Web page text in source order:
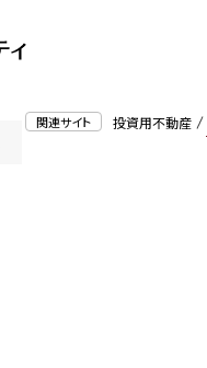
関連サイト 投資用不動産